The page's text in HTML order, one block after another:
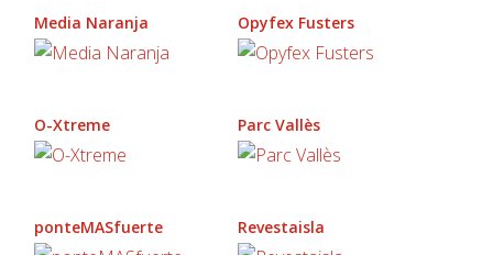
Media Naranja Opyfex Fusters
O-Xtreme Parc Vallès
ponteMASfuerte Revestaisla